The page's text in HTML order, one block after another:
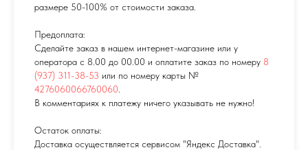
размере 50-100% от стоимости заказа.
Предоплата:
Сделайте заказ в нашем интернет-магазине или у
оператора с 8.00 до 00.00 и оплатите заказ по номеру 8
(937) 311-38-53 или по номеру карты №
4276060066760060
В комментариях к платежу ничего указывать не нужно!
Остаток оплаты:
Доставка осуществляется сервисом "Яндекс Доставка".